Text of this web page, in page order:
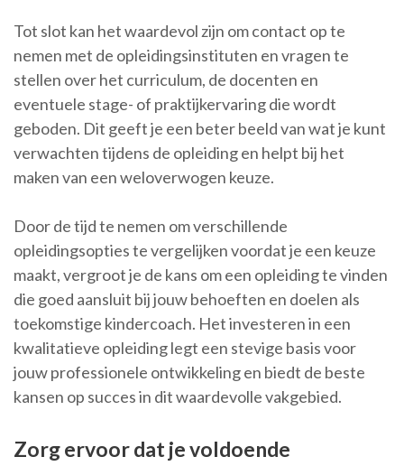
Tot slot kan het waardevol zijn om contact op te
nemen met de opleidingsinstituten en vragen te
stellen over het curriculum, de docenten en
eventuele stage- of praktijkervaring die wordt
geboden. Dit geeft je een beter beeld van wat je kunt
verwachten tijdens de opleiding en helpt bij het
maken van een weloverwogen keuze.
Door de tijd te nemen om verschillende
opleidingsopties te vergelijken voordat je een keuze
maakt, vergroot je de kans om een opleiding te vinden
die goed aansluit bij jouw behoeften en doelen als
toekomstige kindercoach. Het investeren in een
kwalitatieve opleiding legt een stevige basis voor
jouw professionele ontwikkeling en biedt de beste
kansen op succes in dit waardevolle vakgebied.
Zorg ervoor dat je voldoende